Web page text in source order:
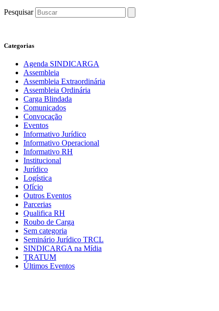
Pesquisar
Categorias
Agenda SINDICARGA
Assembleia
Assembleia Extraordinária
Assembleia Ordinária
Carga Blindada
Comunicados
Convocação
Eventos
Informativo Jurídico
Informativo Operacional
Informativo RH
Institucional
Jurídico
Logística
Ofício
Outros Eventos
Parcerias
Qualifica RH
Roubo de Carga
Sem categoria
Seminário Jurídico TRCL
SINDICARGA na Mídia
TRATUM
Últimos Eventos